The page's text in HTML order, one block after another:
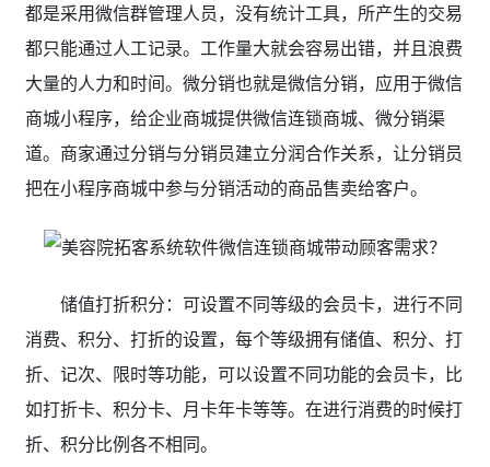
都是采用微信群管理人员，没有统计工具，所产生的交易
都只能通过人工记录。工作量大就会容易出错，并且浪费
大量的人力和时间。微分销也就是微信分销，应用于微信
商城小程序，给企业商城提供微信连锁商城、微分销渠
道。商家通过分销与分销员建立分润合作关系，让分销员
把在小程序商城中参与分销活动的商品售卖给客户。
储值打折积分：可设置不同等级的会员卡，进行不同
消费、积分、打折的设置，每个等级拥有储值、积分、打
折、记次、限时等功能，可以设置不同功能的会员卡，比
如打折卡、积分卡、月卡年卡等等。在进行消费的时候打
折、积分比例各不相同。